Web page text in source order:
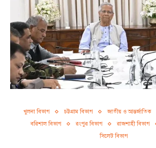
খুলনা বিভাগ চট্টগ্রাম বিভাগ জাতীয় ও আন্তর্জাতিক
বরিশাল বিভাগ
রংপুর বিভাগ রাজশাহী বিভাগ
সিলেট বিভাগ